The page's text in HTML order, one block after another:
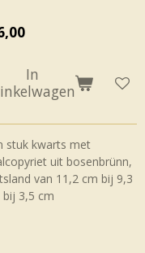
In
stuk kwarts met
uit bosenbrünn,
van 11,2 cm bij 9,3
bij 3,5 cm